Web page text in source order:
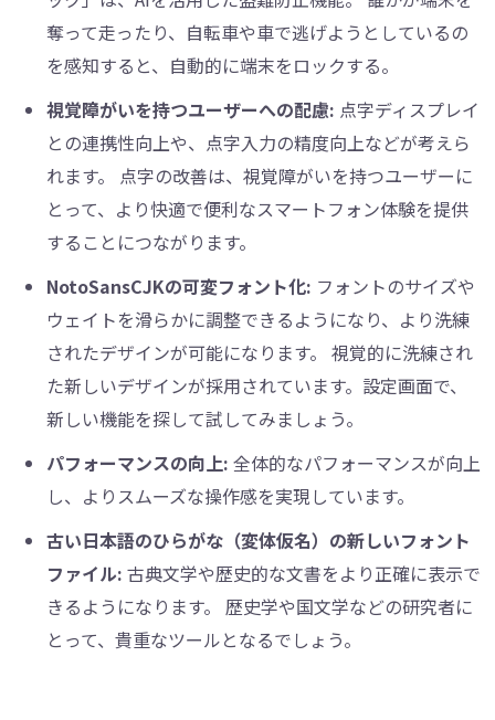
奪って走ったり、自転車や車で逃げようとしているの
を感知すると、自動的に端末をロックする。
視覚障がいを持つユーザーへの配慮: 点字ディスプレイ
との連携性向上や、点字入力の精度向上などが考えら
れます。 点字の改善は、視覚障がいを持つユーザーに
とって、より快適で便利なスマートフォン体験を提供
することにつながります。
NotoSansCJKの可変フォント化: フォントのサイズや
ウェイトを滑らかに調整できるようになり、より洗練
されたデザインが可能になります。 視覚的に洗練され
た新しいデザインが採用されています。設定画面で、
新しい機能を探して試してみましょう。
パフォーマンスの向上: 全体的なパフォーマンスが向上
し、よりスムーズな操作感を実現しています。
古い日本語のひらがな（変体仮名）の新しいフォント
ファイル: 古典文学や歴史的な文書をより正確に表示で
きるようになります。 歴史学や国文学などの研究者に
とって、貴重なツールとなるでしょう。